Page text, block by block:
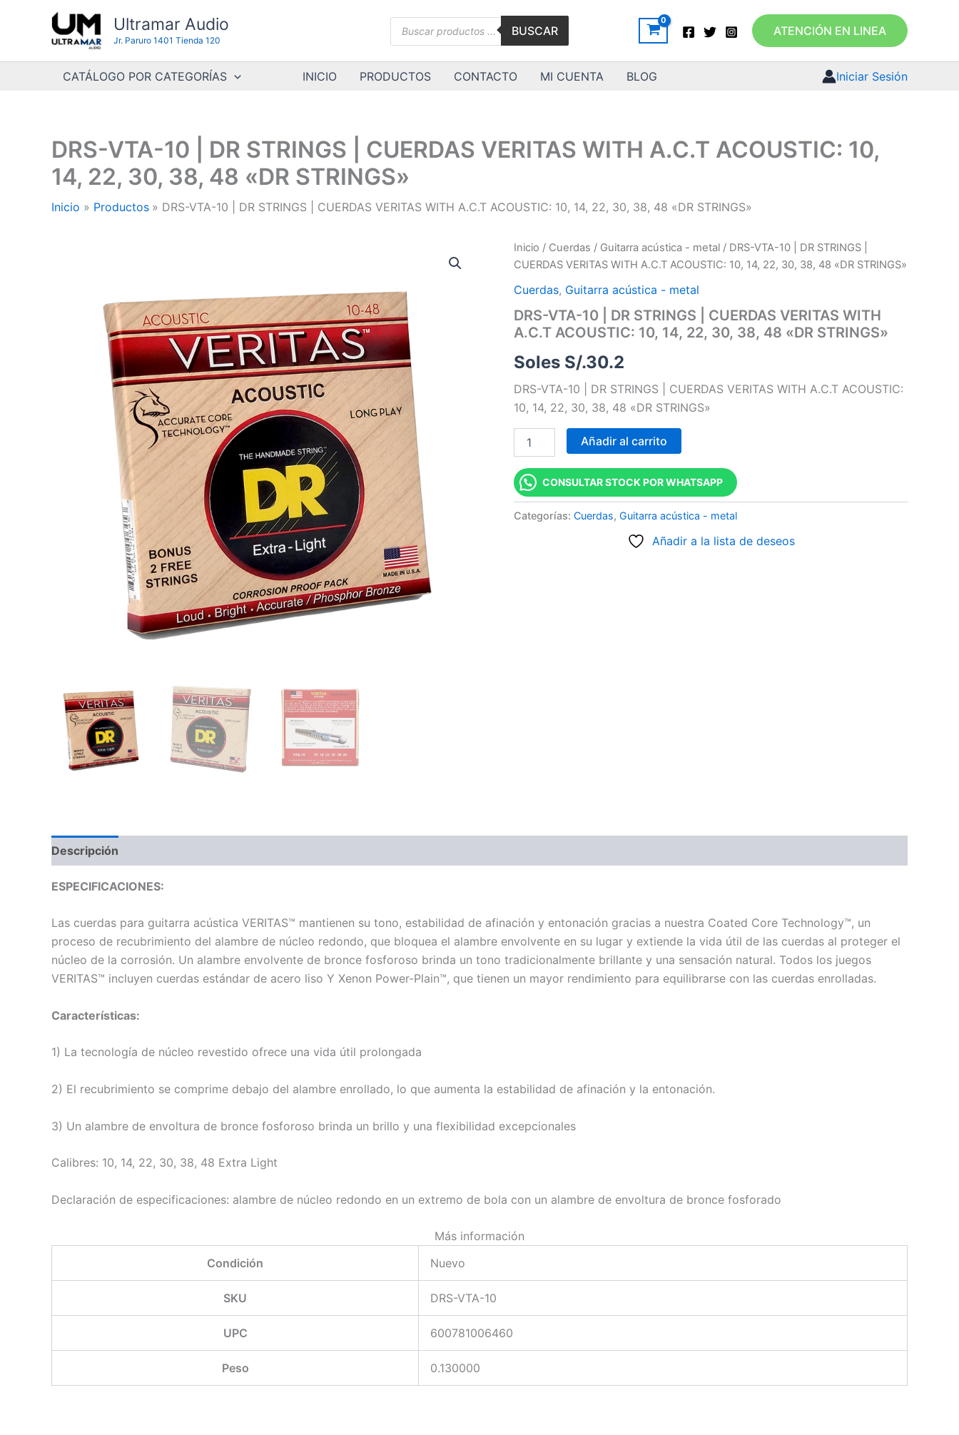
contenido
Ultramar Audio
Jr. Paruro 1401 Tienda 120
Búsqueda
BUSCAR ATENCIÓN EN LINEA
CATÁLOGO POR CATEGORÍAS INICIO PRODUCTOS CONTACTO MI CUENTA BLOG Iniciar Sesión
DRS-VTA-10 | DR STRINGS | CUERDAS VERITAS WITH A.C.T ACOUSTIC: 10,
14, 22, 30, 38, 48 «DR STRINGS»
Inicio Productos DRS-VTA-10 | DR STRINGS | CUERDAS VERITAS WITH A.C.T ACOUSTIC: 10, 14, 22, 30, 38, 48 «DR STRINGS»
Inicio / Cuerdas / Guitarra acústica - metal / DRS-VTA-10 | DR STRINGS |
CUERDAS VERITAS WITH A.C.T ACOUSTIC: 10, 14, 22, 30, 38, 48 «DR STRINGS»
Cuerdas, Guitarra acústica - metal
DRS-VTA-10 | DR STRINGS | CUERDAS VERITAS WITH
A.C.T ACOUSTIC: 10, 14, 22, 30, 38, 48 «DR STRINGS»
Soles S/.30.2
DRS-VTA-10 | DR STRINGS | CUERDAS VERITAS WITH A.C.T ACOUSTIC:
10, 14, 22, 30, 38, 48 «DR STRINGS»
DRS-
VTA-
|
STRINGS
|
VERITAS
A.C.T
ACOUSTIC:
10,
14,
22,
30,
38,
48
"DR
STRINGS"
Añadir al carrito
CONSULTAR STOCK POR WHATSAPP
Categorías: Cuerdas, Guitarra acústica - metal
Añadir a la lista de deseos
Descripción
ESPECIFICACIONES:
Las cuerdas para guitarra acústica VERITAS™ mantienen su tono, estabilidad de afinación y entonación gracias a nuestra Coated Core Technology™, un
proceso de recubrimiento del alambre de núcleo redondo, que bloquea el alambre envolvente en su lugar y extiende la vida útil de las cuerdas al proteger el
núcleo de la corrosión. Un alambre envolvente de bronce fosforoso brinda un tono tradicionalmente brillante y una sensación natural. Todos los juegos
VERITAS™ incluyen cuerdas estándar de acero liso Y Xenon Power-Plain™, que tienen un mayor rendimiento para equilibrarse con las cuerdas enrolladas.
Características:
1) La tecnología de núcleo revestido ofrece una vida útil prolongada
2) El recubrimiento se comprime debajo del alambre enrollado, lo que aumenta la estabilidad de afinación y la entonación.
3) Un alambre de envoltura de bronce fosforoso brinda un brillo y una flexibilidad excepcionales
Calibres: 10, 14, 22, 30, 38, 48 Extra Light
Declaración de especificaciones: alambre de núcleo redondo en un extremo de bola con un alambre de envoltura de bronce fosforado
Más información
Condición
Nuevo
SKU DRS-VTA-10
UPC 600781006460
Peso 0.130000